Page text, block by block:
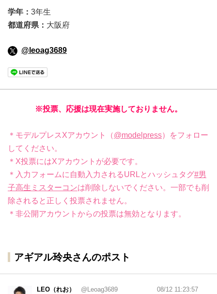
学年： 3年生
都道府県： 大阪府
@leoag3689
※投票、応援は現在実施しておりません。
＊モデルプレスXアカウント（@modelpress）をフォロー
してください。
＊X投票にはXアカウントが必要です。
＊入力フォームに自動入力されるURLとハッシュタグ#男
子高生ミスターコンは削除しないでください。一部でも削
除されると正しく投票されません。
＊非公開アカウントからの投票は無効となります。
アギアル玲央さんのポスト
LEO（れお） @Leoag3689
08/12 11:23:57